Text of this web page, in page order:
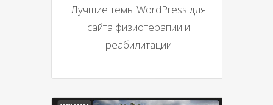
Лучшие темы WordPress для
сайта физиотерапии и
реабилитации